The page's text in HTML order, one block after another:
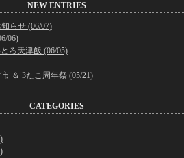
NEW ENTRIES
らせ (06/07)
06)
ろ天津飯 (06/05)
＆ 3たこ周年祭 (05/21)
CATEGORIES